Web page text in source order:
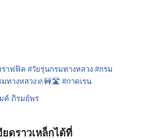
ราฟฟิค #วัยรุ่นกรมทางหลวง #กรม
มทางหลวง🚸🚧🛣️ #กาดเรน
ค์ ภิรมย์พร
ดราวเหล็กได้ที่